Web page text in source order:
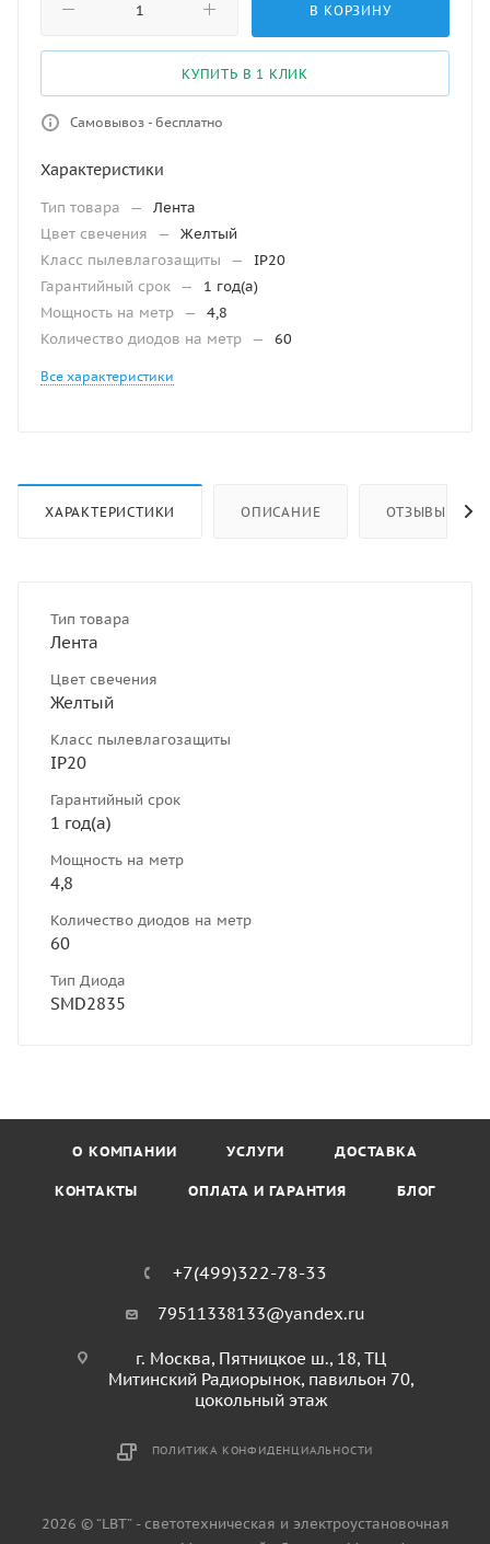
В КОРЗИНУ
КУПИТЬ В 1 КЛИК
Самовывоз - бесплатно
Характеристики
Тип товара —
Лента
Цвет свечения
—
Желтый
Класс пылевлагозащиты
—
IP20
Гарантийный срок —
1 год(а)
Мощность на метр —
4,8
Количество диодов на метр — 60
Все характеристики
ХАРАКТЕРИСТИКИ ОПИСАНИЕ ОТЗЫВЫ
Тип товара
Лента
Цвет свечения
Желтый
Класс пылевлагозащиты
IP20
Гарантийный срок
1 год(а)
Мощность на метр
4,8
Количество диодов на метр
60
Тип Диода
SMD2835
О КОМПАНИИ УСЛУГИ ДОСТАВКА
КОНТАКТЫ ОПЛАТА И ГАРАНТИЯ БЛОГ
+7(499)322-78-33
79511338133@yandex.ru
г. Москва, Пятницкое ш., 18, ТЦ
Митинский Радиорынок, павильон 70,
цокольный этаж
ПОЛИТИКА КОНФИДЕНЦИАЛЬНОСТИ
2026 © “LBT” - светотехническая и электроустановочная